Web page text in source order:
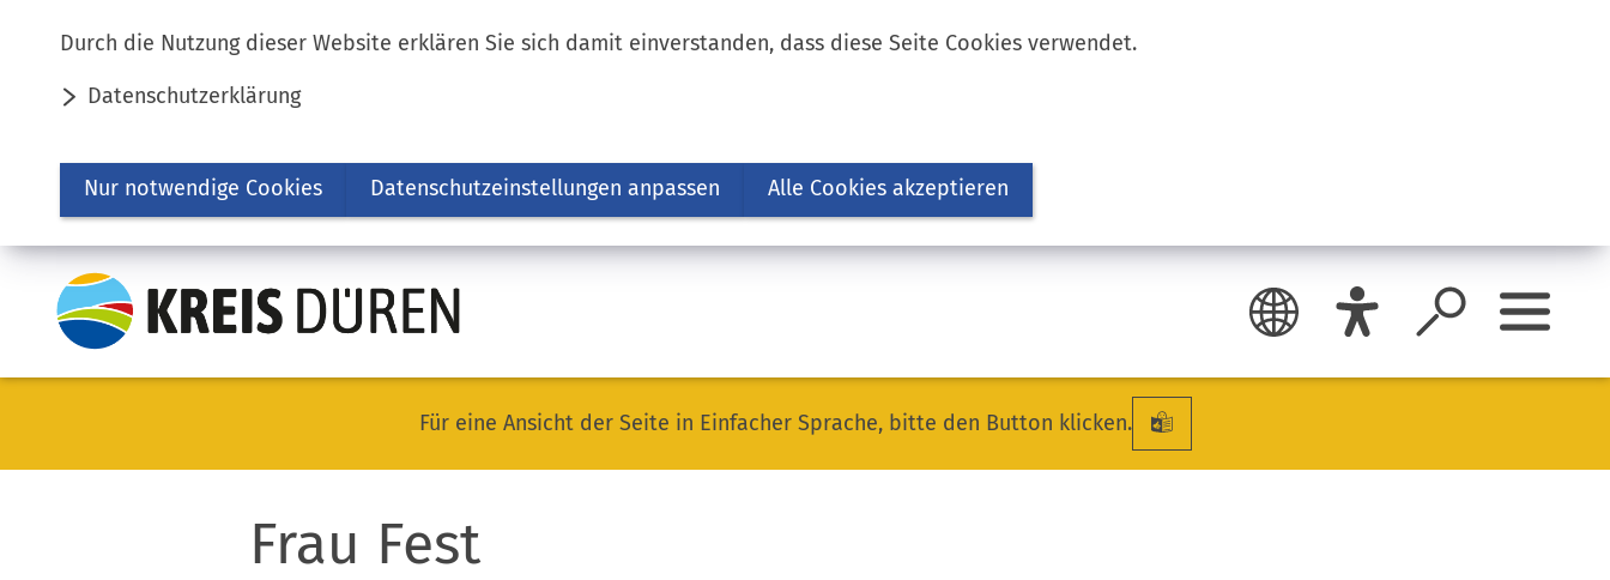
Durch die Nutzung dieser Website erklären Sie sich damit einverstanden, dass diese Seite Cookies verwendet.
Datenschutzerklärung
Nur notwendige Cookies Datenschutzeinstellungen anpassen Alle Cookies akzeptieren
Inhalt anspringen
Für eine Ansicht der Seite in Einfacher Sprache, bitte den Button klicken.
Frau Fest